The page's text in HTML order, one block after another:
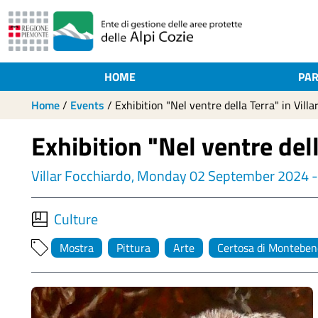
HOME
Home/ Events / Exhibition "Nel ventre della Terra" in
Exhibition "Nel ventre
Villar Focchiardo, Monday 02 September 2024
Culture
Mostra Pittura Arte Certosa di